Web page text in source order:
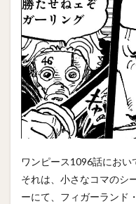
ワンピース1096話におい
それは、小さなコマのシ
ーにて、フィガーランド